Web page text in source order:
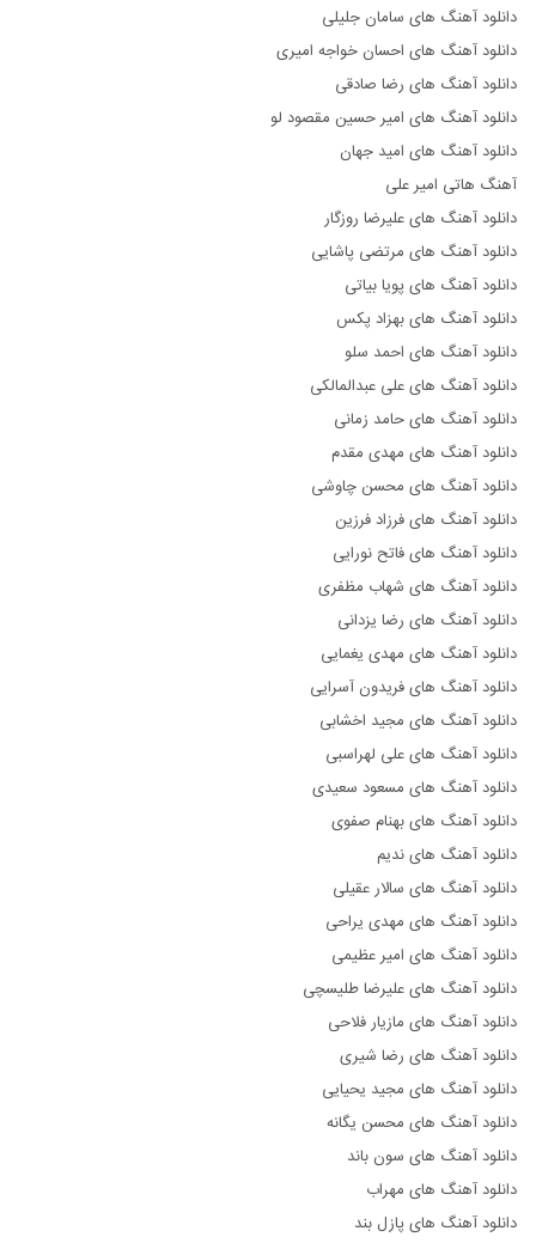
دانلود آهنگ های سامان جلیلی
دانلود آهنگ های احسان خواجه امیری
دانلود آهنگ های رضا صادقی
دانلود آهنگ های امیر حسین مقصود لو
دانلود آهنگ های امید جهان
آهنگ هاتی امیر علی
دانلود آهنگ های علیرضا روزگار
دانلود آهنگ های مرتضی پاشایی
دانلود آهنگ های پویا بیاتی
دانلود آهنگ های بهزاد پکس
دانلود آهنگ های احمد سلو
دانلود آهنگ های علی عبدالمالکی
دانلود آهنگ های حامد زمانی
دانلود آهنگ های مهدی مقدم
دانلود آهنگ های محسن چاوشی
دانلود آهنگ های فرزاد فرزین
دانلود آهنگ های فاتح نورایی
دانلود آهنگ های شهاب مظفری
دانلود آهنگ های رضا یزدانی
دانلود آهنگ های مهدی یغمایی
دانلود آهنگ های فریدون آسرایی
دانلود آهنگ های مجید اخشابی
دانلود آهنگ های علی لهراسبی
دانلود آهنگ های مسعود سعیدی
دانلود آهنگ های بهنام صفوی
دانلود آهنگ های ندیم
دانلود آهنگ های سالار عقیلی
دانلود آهنگ های مهدی یراحی
دانلود آهنگ های امیر عظیمی
دانلود آهنگ های علیرضا طلیسچی
دانلود آهنگ های مازیار فلاحی
دانلود آهنگ های رضا شیری
دانلود آهنگ های مجید یحیایی
دانلود آهنگ های محسن یگانه
دانلود آهنگ های سون باند
دانلود آهنگ های مهراب
دانلود آهنگ های پازل بند